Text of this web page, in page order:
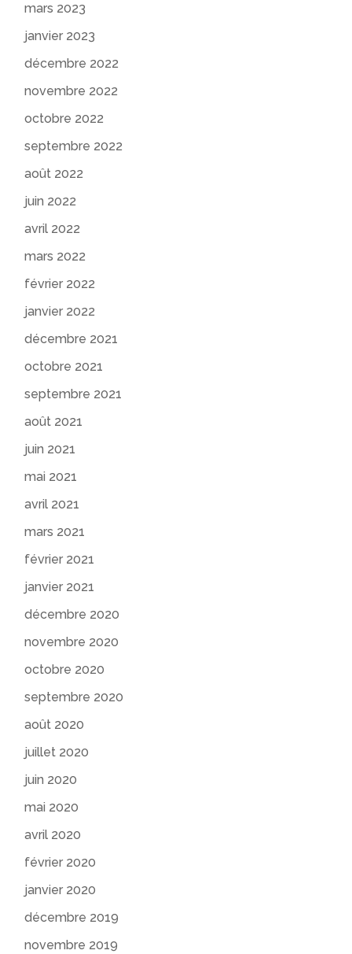
mars 2023
janvier 2023
décembre 2022
novembre 2022
octobre 2022
septembre 2022
août 2022
juin 2022
avril 2022
mars 2022
février 2022
janvier 2022
décembre 2021
octobre 2021
septembre 2021
août 2021
juin 2021
mai 2021
avril 2021
mars 2021
février 2021
janvier 2021
décembre 2020
novembre 2020
octobre 2020
septembre 2020
août 2020
juillet 2020
juin 2020
mai 2020
avril 2020
février 2020
janvier 2020
décembre 2019
novembre 2019